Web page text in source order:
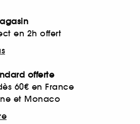
en 2h offert
offerte
60€ en France
et Monaco